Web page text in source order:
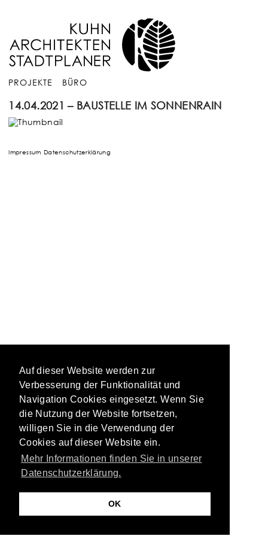
Auf dieser Website werden zur
Verbesserung der Funktionalität und
Navigation Cookies eingesetzt. Wenn Sie
die Nutzung der Website fortsetzen,
willigen Sie in die Verwendung der
Cookies auf dieser Website ein.
Mehr Informationen finden Sie in unserer
Datenschutzerklärung.
OK
PROJEKTE BÜRO
14.04.2021 – BAUSTELLE IM SONNENRAIN
Impressum Datenschutzerklärung